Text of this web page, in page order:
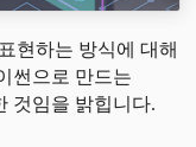
현하는 방식에 대해
썬으로 만드는
것임을 밝힙니다.